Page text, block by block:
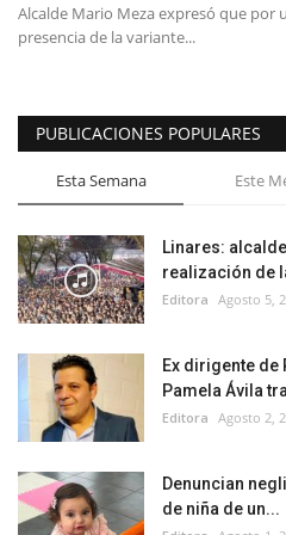
Alcalde Mario Meza expresó que por
presencia de la variante...
PUBLICACIONES POPULARES
Esta Semana Este
Linares:
realización de
Editora Agosto 5,
Ex dirigente de
Pamela Ávila
Editora Agosto 2,
Denuncian
de niña de un...